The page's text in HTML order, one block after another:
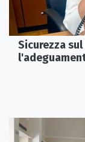
Sicurezza